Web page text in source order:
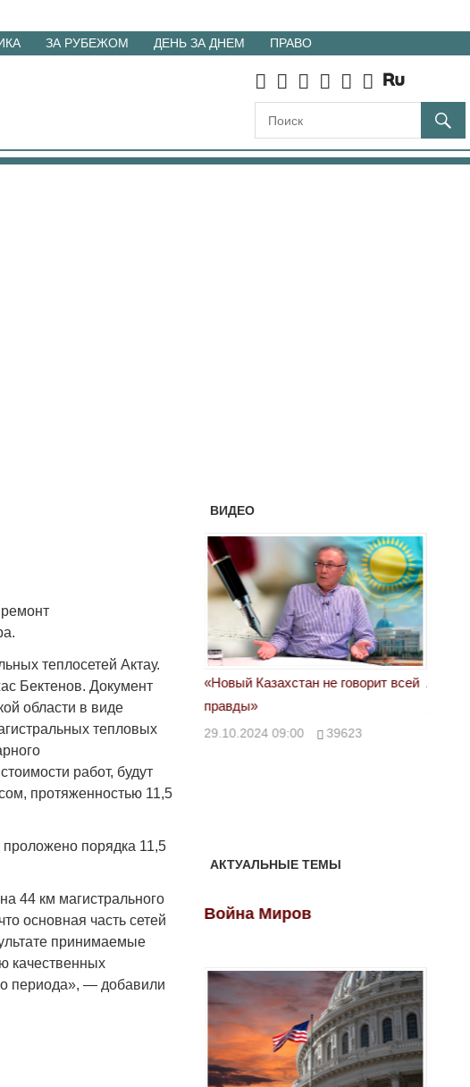
ЗА РУБЕЖОМ ДЕНЬ ЗА ДНЕМ ПРАВО
теплосетей Актау.
Бектенов. Документ
области в виде
тепловых
работ, будут
протяженностью 11,5
проложено порядка 11,5
44 км магистрального
основная часть сетей
принимаемые
качественных
периода», — добавили
ВИДЕО
забастовка в Жанаозене.
не ждёт конфискации.
сравнили с
14:00 28888
«Новый Казахстан не говорит всей
правды»
29.10.2024 09:00 39623
АКТУАЛЬНЫЕ ТЕМЫ
Миров Война Миров